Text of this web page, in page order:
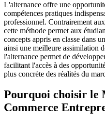
L'alternance offre une
compétences pratiques
professionnel. Contrairement
cette méthode permet aux
concepts appris en classe dans
ainsi une meilleure assimilation
l'alternance permet de
facilitant l'accès à des
plus concrète des réalités du
Pourquoi choisir le
Commerce